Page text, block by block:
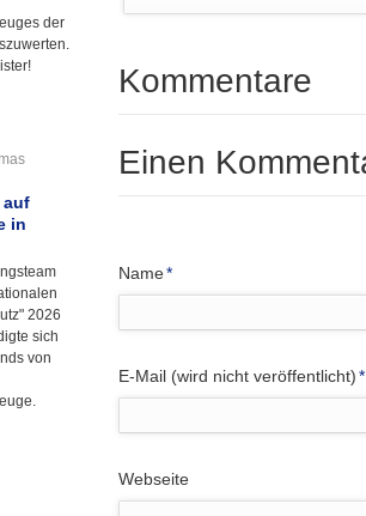
Kommentare
Einen
Pflichtfeld
Name*
Pflichtfeld
E-Mail (wird nicht veröffentlicht)*
Webseite
der
auf
in
2026
sich
von